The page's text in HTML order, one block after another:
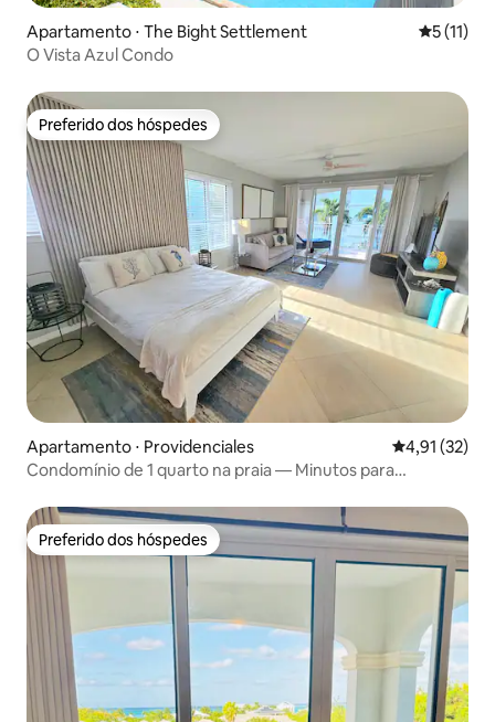
Apartamento ⋅ The Bight Settlement 5 de uma
5 (11)
O Vista Azul Condo
Preferido dos hóspedes
Preferido dos hóspedes
Apartamento ⋅ Providenciales 4,91 de uma
4,91 (32)
Condomínio de 1 quarto na praia — Minutos para
Preferido dos hóspedes
Preferido dos hóspedes